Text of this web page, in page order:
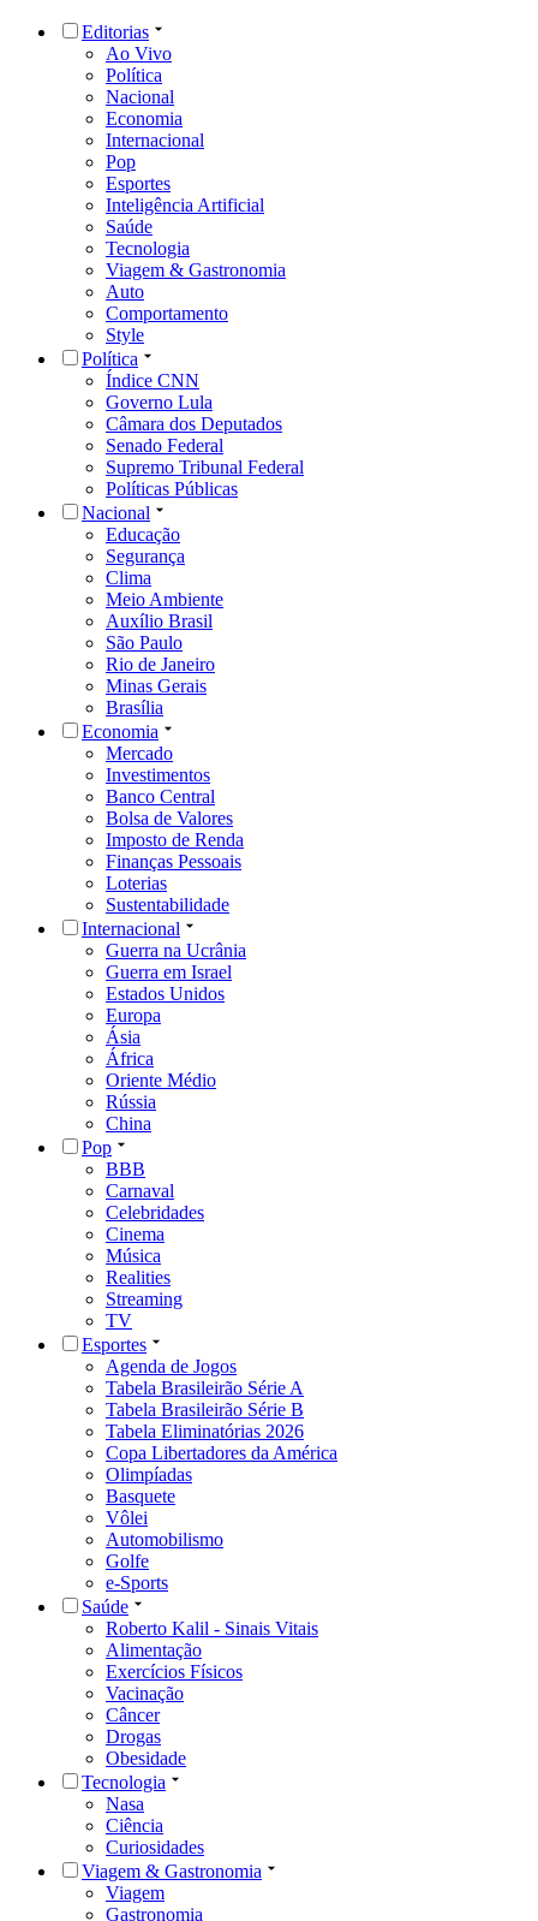
Editorias
Ao Vivo
Política
Nacional
Economia
Internacional
Pop
Esportes
Inteligência Artificial
Saúde
Tecnologia
Viagem & Gastronomia
Auto
Comportamento
Style
Política
Índice CNN
Governo Lula
Câmara dos Deputados
Senado Federal
Supremo Tribunal Federal
Políticas Públicas
Nacional
Educação
Segurança
Clima
Meio Ambiente
Auxílio Brasil
São Paulo
Rio de Janeiro
Minas Gerais
Brasília
Economia
Mercado
Investimentos
Banco Central
Bolsa de Valores
Imposto de Renda
Finanças Pessoais
Loterias
Sustentabilidade
Internacional
Guerra na Ucrânia
Guerra em Israel
Estados Unidos
Europa
Ásia
África
Oriente Médio
Rússia
China
Pop
BBB
Carnaval
Celebridades
Cinema
Música
Realities
Streaming
TV
Esportes
Agenda de Jogos
Tabela Brasileirão Série A
Tabela Brasileirão Série B
Tabela Eliminatórias 2026
Copa Libertadores da América
Olimpíadas
Basquete
Vôlei
Automobilismo
Golfe
e-Sports
Saúde
Roberto Kalil - Sinais Vitais
Alimentação
Exercícios Físicos
Vacinação
Câncer
Drogas
Obesidade
Tecnologia
Nasa
Ciência
Curiosidades
Viagem & Gastronomia
Viagem
Gastronomia